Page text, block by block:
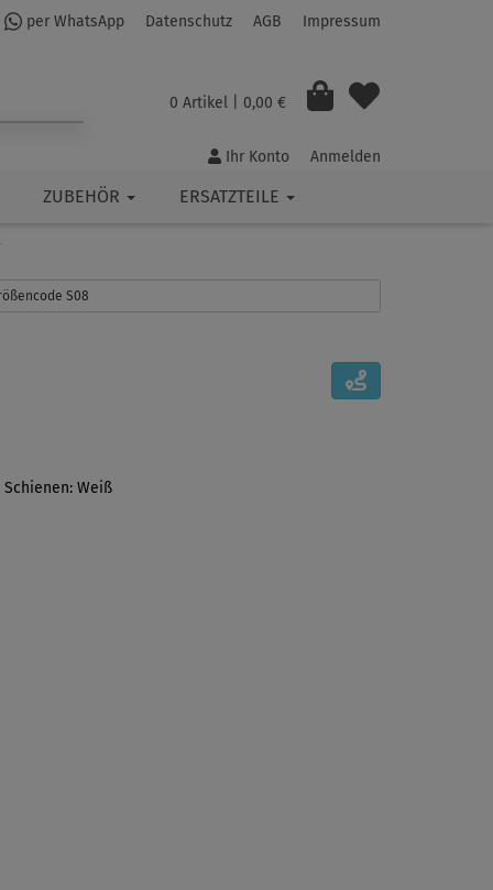
per WhatsApp Datenschutz AGB Impressum
0 Artikel | 0,00 €
Ihr Konto Anmelden
ZUBEHÖR ERSATZTEILE
S08
Schienen: Weiß